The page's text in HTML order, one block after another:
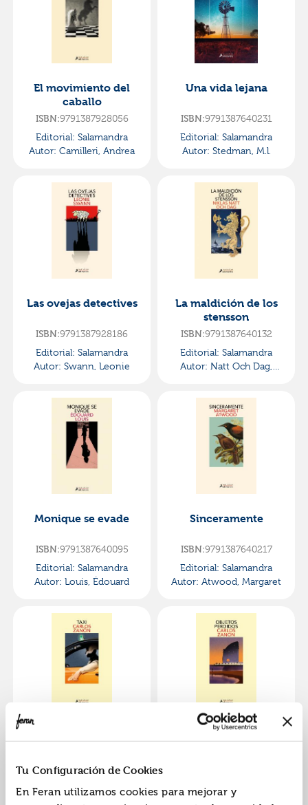
Tu Configuración de Cookies
En Feran utilizamos cookies para mejorar y
El movimiento del
caballo
ISBN:9791387928056
Editorial: Salamandra
Autor: Camilleri, Andrea
Una vida lejana
ISBN:9791387640231
Editorial: Salamandra
Autor: Stedman, M.l.
Las ovejas detectives
ISBN:9791387928186
Editorial: Salamandra
Autor: Swann, Leonie
La maldición de los
stensson
ISBN:9791387640132
Editorial: Salamandra
Autor: Natt Och Dag,
Monique se evade
ISBN:9791387640095
Editorial: Salamandra
Autor: Louis, Édouard
Sinceramente
ISBN:9791387640217
Editorial: Salamandra
Autor: Atwood, Margaret
ISBN: 9791387640804
Autor: ZanÓn, Carlos
Objetos perdidos
Autor:ZanÓn, Carlos